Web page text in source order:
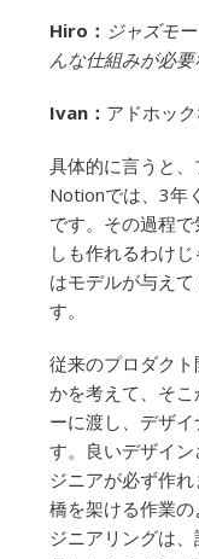
Hiro： ジャズモ
んな仕組みが必要
Ivan： アドホッ
具体的に言うと
Notionでは、3年
です。その過程
しも作れるわけ
はモデルが与え
す。
従来のプロダク
かを考えて、そ
ーに渡し、デザ
す。良いデザイ
ジニアが必ず作れ
橋を架ける作業
ジニアリングは